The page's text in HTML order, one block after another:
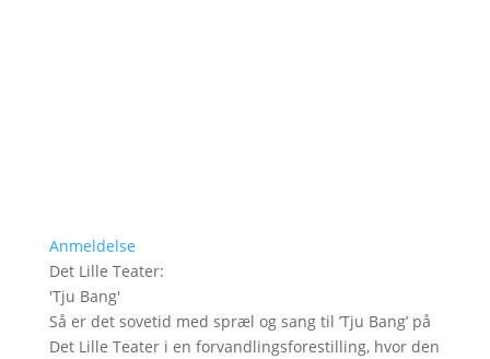
Anmeldelse
Det Lille Teater:
'Tju Bang'
Så er det sovetid med spræl og sang til ’Tju Bang’ på
Det Lille Teater i en forvandlingsforestilling, hvor den